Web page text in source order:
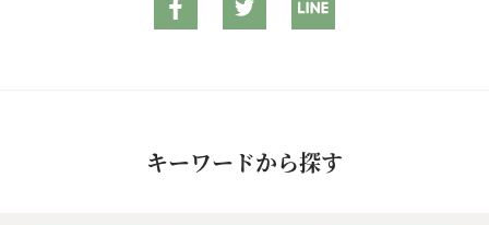
キーワードから探す